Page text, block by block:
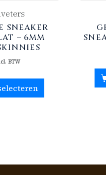
SNEAKER
– 6MM
BTW